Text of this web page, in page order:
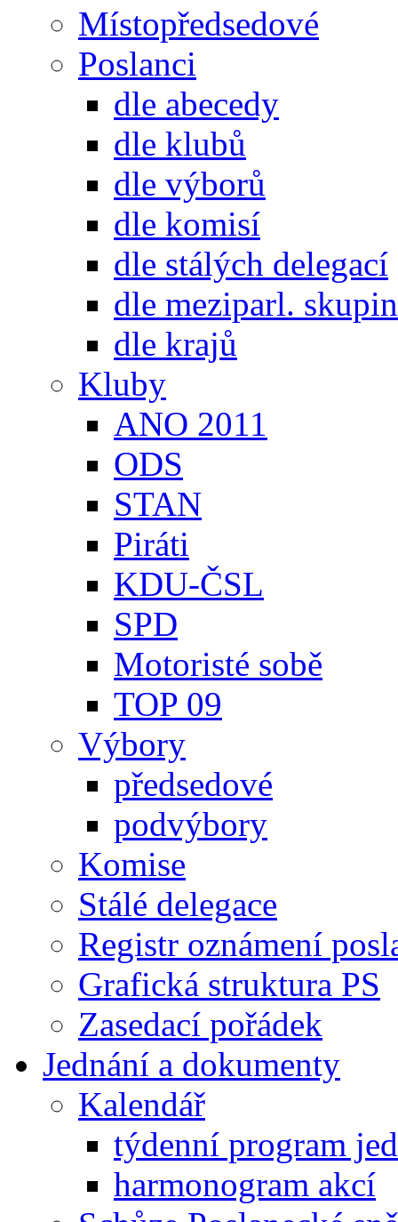
Místopředsedové
Poslanci
dle abecedy
dle klubů
dle výborů
dle komisí
dle stálých delegací
dle meziparl. skupin
dle krajů
Kluby
ANO 2011
ODS
STAN
Piráti
KDU-ČSL
SPD
Motoristé sobě
TOP 09
Výbory
předsedové
podvýbory
Komise
Stálé delegace
Registr oznámení
Grafická struktura PS
Zasedací pořádek
Jednání a dokumenty
Kalendář
týdenní program
harmonogram akcí